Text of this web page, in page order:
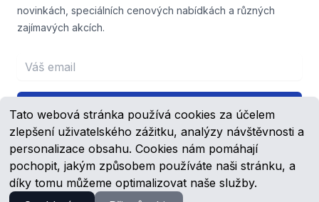
Tato webová stránka používá cookies za účelem
zlepšení uživatelského zážitku, analýzy návštěvnosti a
personalizace obsahu. Cookies nám pomáhají
pochopit, jakým způsobem používáte naši stránku, a
díky tomu můžeme optimalizovat naše služby.
novinkách, speciálních cenových nabídkách a různých
zajímavých akcích.
Email address
Přihlášení
FacebookYouTube